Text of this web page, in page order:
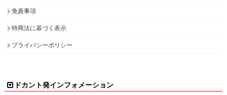
免責事項
特商法に基づく表示
プライバシーポリシー
ドカント発インフォメーション